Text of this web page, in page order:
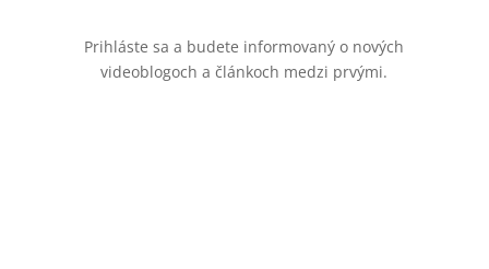
Prihláste sa a budete informovaný o nových
videoblogoch a článkoch medzi prvými.